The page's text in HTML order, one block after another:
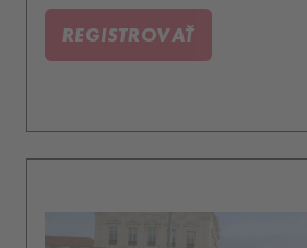
REGISTROVAŤ